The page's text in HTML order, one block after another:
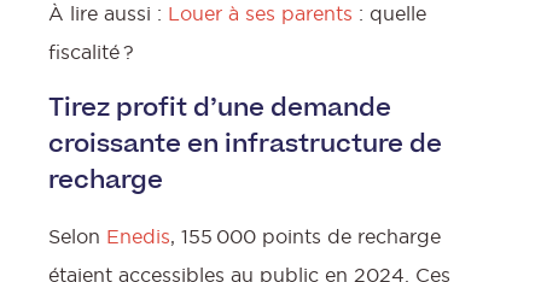
À lire aussi : Louer à ses parents : quelle
fiscalité ?
Tirez profit d’une demande
croissante en infrastructure de
recharge
Selon Enedis, 155 000 points de recharge
étaient accessibles au public en 2024. Ces